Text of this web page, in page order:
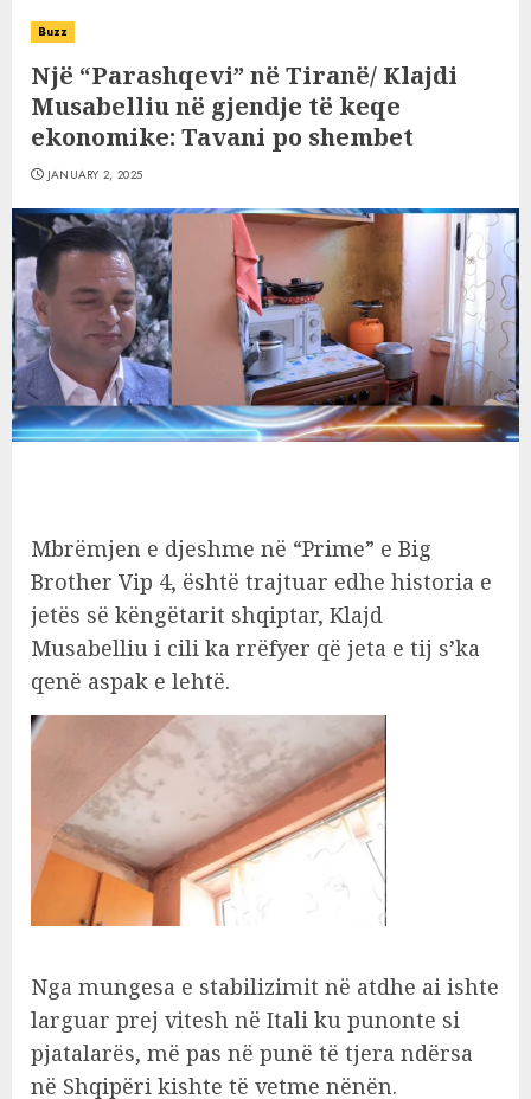
Buzz
Një “Parashqevi” në Tiranë/ Klajdi
Musabelliu në gjendje të keqe
ekonomike: Tavani po shembet
JANUARY 2, 2025
Mbrëmjen e djeshme në “Prime” e Big
Brother Vip 4, është trajtuar edhe historia e
jetës së këngëtarit shqiptar, Klajd
Musabelliu i cili ka rrëfyer që jeta e tij s’ka
qenë aspak e lehtë.
Nga mungesa e stabilizimit në atdhe ai ishte
larguar prej vitesh në Itali ku punonte si
pjatalarës, më pas në punë të tjera ndërsa
në Shqipëri kishte të vetme nënën.